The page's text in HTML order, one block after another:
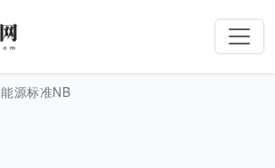
能源标准NB